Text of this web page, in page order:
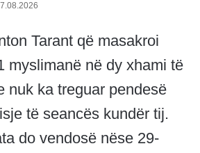
Tarant që masakroi
myslimanë në dy xhami të
nuk ka treguar pendesë
të seancës kundër tij.
do vendosë nëse 29-